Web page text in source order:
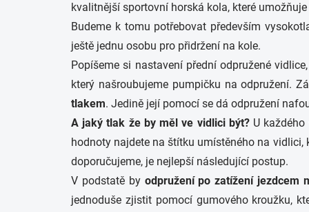
kvalitnější sportovní horská kola, které
Budeme k tomu potřebovat především
ještě jednu osobu pro přidržení na kole.
Popíšeme si nastavení přední odpružené
který našroubujeme pumpičku na odpružení.
tlakem. Jedině její pomocí se dá odpružení
A jaký tlak že by měl ve vidlici být?U každého
hodnoty najdete na štítku umístěného na
doporučujeme, je nejlepší následující postup.
V podstatě by odpružení po zatížení jezdcem
jednoduše zjistit pomocí gumového kroužku,